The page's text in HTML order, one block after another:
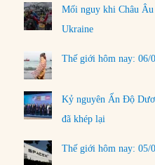
Mối nguy khi Châu
Ukraine
Thế giới hôm nay: 06/
Kỷ nguyên Ấn Độ
đã khép lại
Thế giới hôm nay: 05/